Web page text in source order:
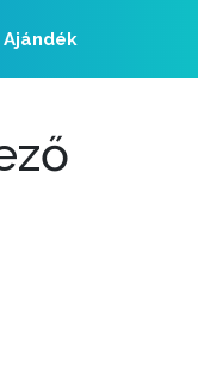
Ajándék